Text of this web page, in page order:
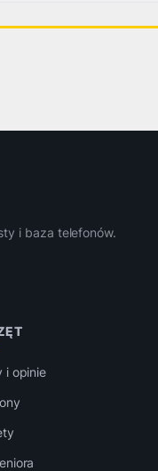
i baza telefonów.
i opinie